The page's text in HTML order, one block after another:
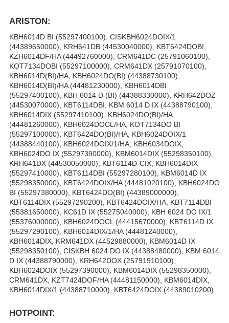
ARISTON:
KBH6014D BI (55297400100), CISKBH6024DOIX/1
(44389650000), KRH641DB (44530040000), KBT6424DOBI,
KZH6014DF/HA (44492760000), CRM641DC (25791060100),
KOT7134DOBI (55297100000), CRM641DX (25791070100),
KBH6014D(BI)/HA, KBH6024DO(BI) (44388730100),
KBH6014D(BI)/HA (44481230000), KBH6014DBI
(55297400100), KBH 6014 D (BI) (44388330000), KRH642DOZ
(44530070000), KBT6114DBI, KBM 6014 D IX (44388790100),
KBH6014DIX (55297410100), KBH6024DO(BI)/HA
(44481260000), KBH6024DOCL/HA, KOT7134DO BI
(55297100000), KBT6424DO(BI)/HA, KBH6024DOIX/1
(44388440100), KBH6024DOIX/1/HA, KBH6034DOIX,
KBH6024DO IX (55297390000), KBM6014DIX (55298350100),
KRH641DX (44530050000), KBT6114D-CIX, KBH6014DIX
(55297410000), KBT6114DBI (55297280100), KBM6014D IX
(55298350000), KBT6424DOIX/HA (44481020100), KBH6024DO
BI (55297380000), KBT6424DO(BI) (44389000000),
KBT6114DIX (55297290200), KBT6424DOIX/HA, KBT7114DBI
(55381650000), KC61D IX (55275040000), KBH 6024 DO IX/1
(55376000000), KBH6024DOCL (44415670000), KBT6114D IX
(55297290100), KBH6014DIX/1/HA (44481240000),
KBH6014DIX, KRM641DX (44529880000), KBM6014D IX
(55298350100), CISKBH 6024 DO IX (44388480000), KBM 6014
D IX (44388790000), KRH642DOX (25791910100),
KBH6024DOIX (55297390000), KBM6014DIX (55298350000),
CRM641DX, KZT7424DOF/HA (44481150000), KBM6014DIX,
KBH6014DIX/1 (44388710000), KBT6424DOIX (44389010200)
HOTPOINT: